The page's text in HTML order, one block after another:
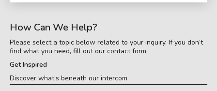
How Can We Help?
Please select a topic below related to your inquiry. If you don’t
find what you need, fill out our contact form.
Get Inspired
Discover what’s beneath our intercom